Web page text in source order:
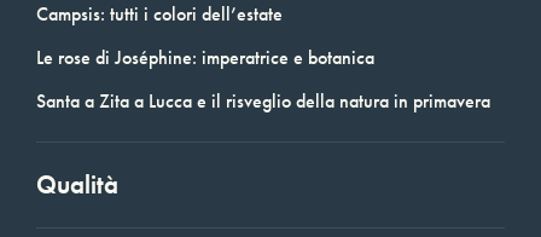
Campsis: tutti i colori dell’estate
Le rose di Joséphine: imperatrice e botanica
Santa a Zita a Lucca e il risveglio della natura in primavera
Qualità